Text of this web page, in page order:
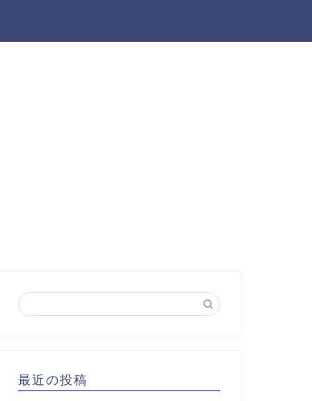
最近の投稿